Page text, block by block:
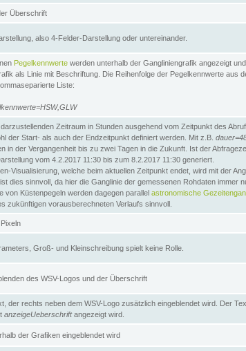
Überschrift
also 4-Felder-Darstellung oder untereinander.
Pegelkennwerte werden unterhalb der Gangliniengrafik angezeigt
als Linie mit Beschriftung. Die Reihenfolge der Pegelkennwerte aus
Liste:
Zeitraum in Stunden ausgehend vom Zeitpunkt des
der Start- als auch der Endzeitpunkt definiert werden. Mit z.B.
in der Vergangenheit bis zu zwei Tagen in die Zukunft. Ist der
vom 4.2.2017 11:30 bis zum 8.2.2017 11:30 generiert.
Visualisierung, welche beim aktuellen Zeitpunkt endet, wird mit der
dies sinnvoll, da hier die Ganglinie der gemessenen Rohdaten immer
von Küstenpegeln werden dagegen parallel astronomische
zukünftigen vorausberechneten Verlaufs sinnvoll.
Groß- und Kleinschreibung spielt keine Rolle.
des WSV-Logos und der Überschrift
der rechts neben dem WSV-Logo zusätzlich eingeblendet wird. Der
anzeigeUeberschriftangezeigt wird.
der Grafiken eingeblendet wird